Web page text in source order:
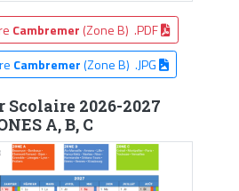
Cambremer (Zone B) .PDF
Cambremer(Zone B) .JPG
Scolaire 2026-2027
A, B, C